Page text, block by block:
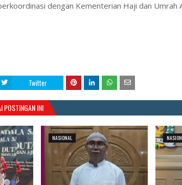
dengan Kementerian Haji dan Umrah
Twitter
POSTINGAN INI
NASIONAL